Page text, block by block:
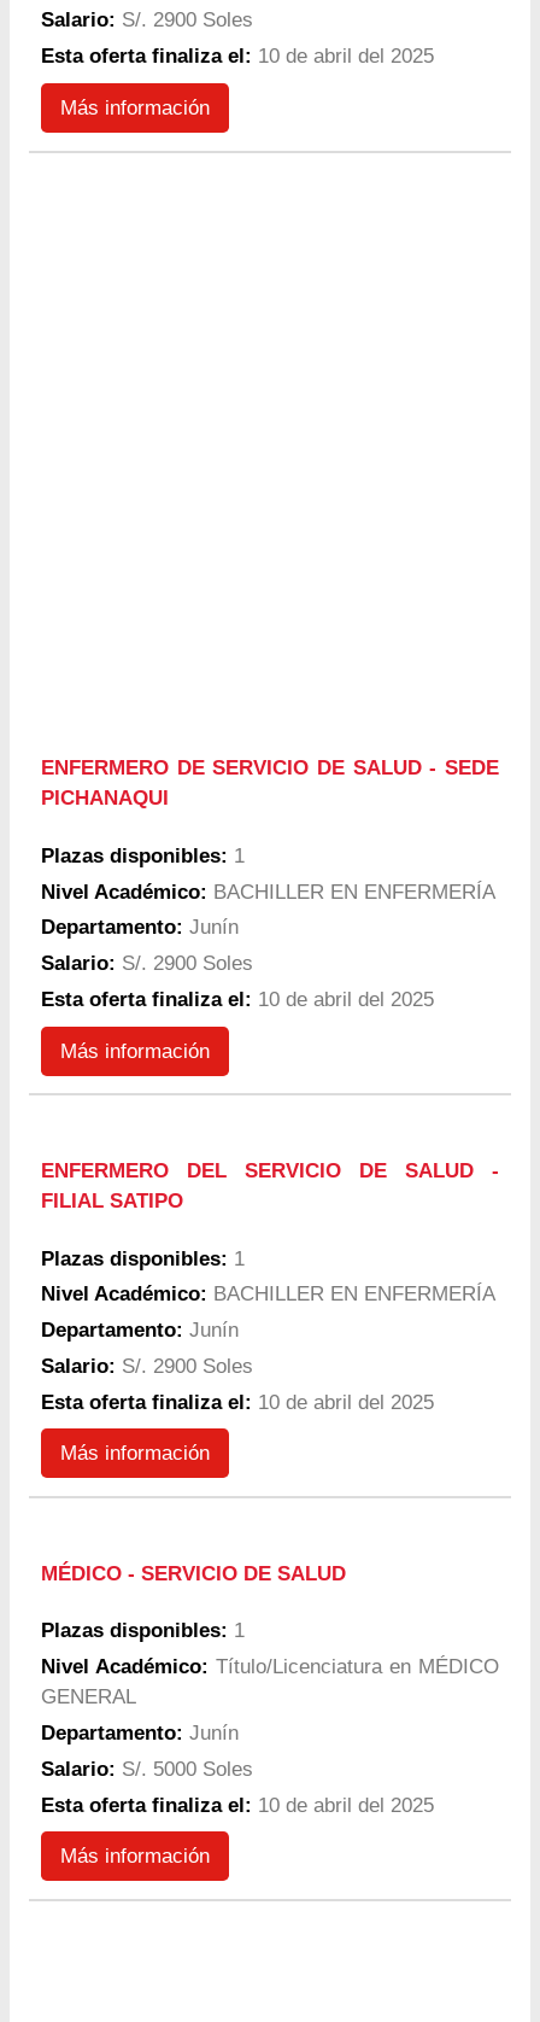
Salario: S/. 2900 Soles
Esta oferta finaliza el: 10 de abril del 2025
Más información
ENFERMERO DE SERVICIO DE SALUD - SEDE
PICHANAQUI
Plazas disponibles: 1
Nivel Académico: BACHILLER EN ENFERMERÍA
Departamento: Junín
Salario: S/. 2900 Soles
Esta oferta finaliza el: 10 de abril del 2025
Más información
ENFERMERO DEL SERVICIO DE SALUD -
FILIAL SATIPO
Plazas disponibles: 1
Nivel Académico: BACHILLER EN ENFERMERÍA
Departamento: Junín
Salario: S/. 2900 Soles
Esta oferta finaliza el: 10 de abril del 2025
Más información
MÉDICO - SERVICIO DE SALUD
Plazas disponibles: 1
Nivel Académico: Título/Licenciatura en MÉDICO
GENERAL
Departamento: Junín
Salario: S/. 5000 Soles
Esta oferta finaliza el: 10 de abril del 2025
Más información